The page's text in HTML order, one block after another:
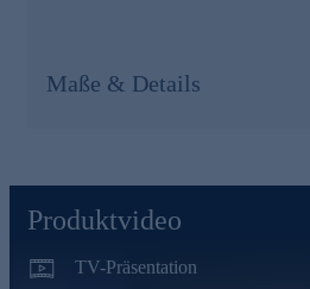
Lidschatten nicht in der Lidfalte
überzeugen die Lidschatten mit
Ein neuer Matt-Look für Ihre
Maße & Details
Produktvideo
TV-Präsentation